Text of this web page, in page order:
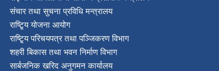
संचार तथा सुचना प्रविधि मन्त्रालय
राष्टि्ृय योजना आयोग
राष्टि्ृय परिचयपत्र तथा पञ्जिकरण विभाग
शहरी बिकास तथा भवन निर्माण विभाग
सार्बजनिक खरिद अनुगमन कार्यालय